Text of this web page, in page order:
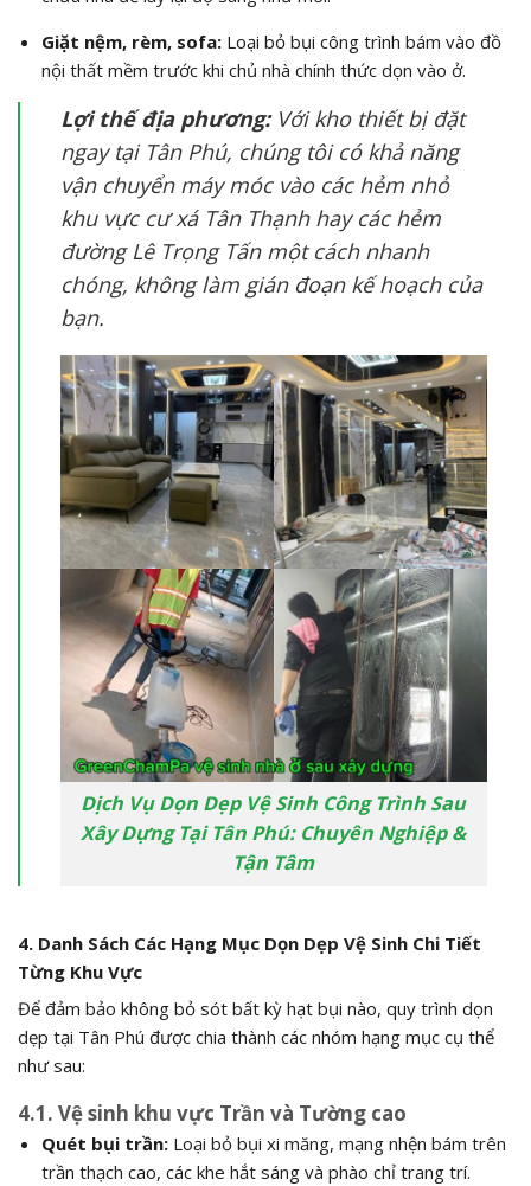
Giặt nệm, rèm, sofa:Loại bỏ bụi công trình bám vào đồ
nội thất mềm trước khi chủ nhà chính thức dọn vào ở.
Lợi thế địa phương:Với kho thiết bị đặt
ngay tại Tân Phú, chúng tôi có khả năng
vận chuyển máy móc vào các hẻm nhỏ
khu vực cư xá Tân Thạnh hay các hẻm
đường Lê Trọng Tấn một cách nhanh
chóng, không làm gián đoạn kế hoạch của
bạn.
Dịch Vụ Dọn Dẹp Vệ Sinh Công Trình Sau
Xây Dựng Tại Tân Phú: Chuyên Nghiệp &
Tận Tâm
4. Danh Sách Các Hạng Mục Dọn Dẹp Vệ Sinh Chi Tiết
Từng Khu Vực
Để đảm bảo không bỏ sót bất kỳ hạt bụi nào, quy trình dọn
dẹp tại Tân Phú được chia thành các nhóm hạng mục cụ thể
như sau:
4.1. Vệ sinh khu vực Trần và Tường cao
Quét bụi trần:Loại bỏ bụi xi măng, mạng nhện bám trên
trần thạch cao, các khe hắt sáng và phào chỉ trang trí.